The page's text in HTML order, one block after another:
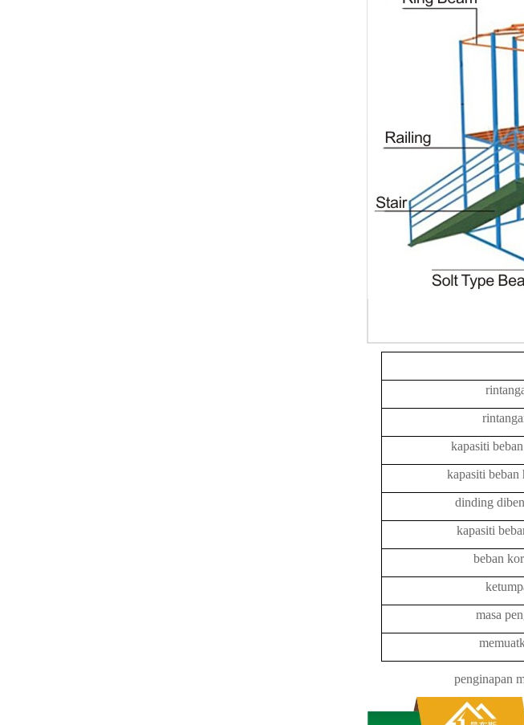
kapasiti
kapasiti
dinding
kapasiti
beban
masa
penginapan